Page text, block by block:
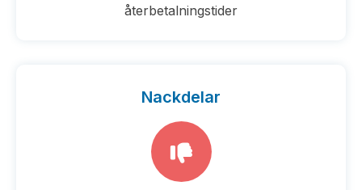
återbetalningstider
Nackdelar